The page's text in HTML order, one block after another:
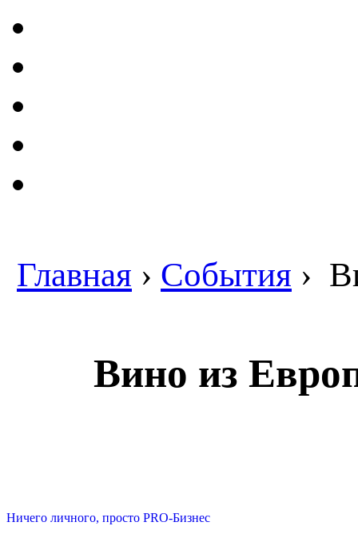
Главная › События ›
Вино из
Ничего личного, просто PRO-Бизнес